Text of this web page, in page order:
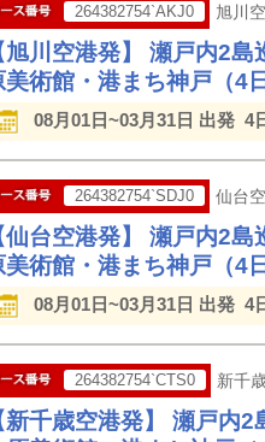
264382754`AKJ0 旭川
旭川空港発】 瀬戸内2
美術館・港まち神戸（4
08月01日~03月31日 出発 4
264382754`SDJ0 仙台
仙台空港発】 瀬戸内2
美術館・港まち神戸（4
08月01日~03月31日 出発 4
264382754`CTS0 新千
新千歳空港発】 瀬戸内